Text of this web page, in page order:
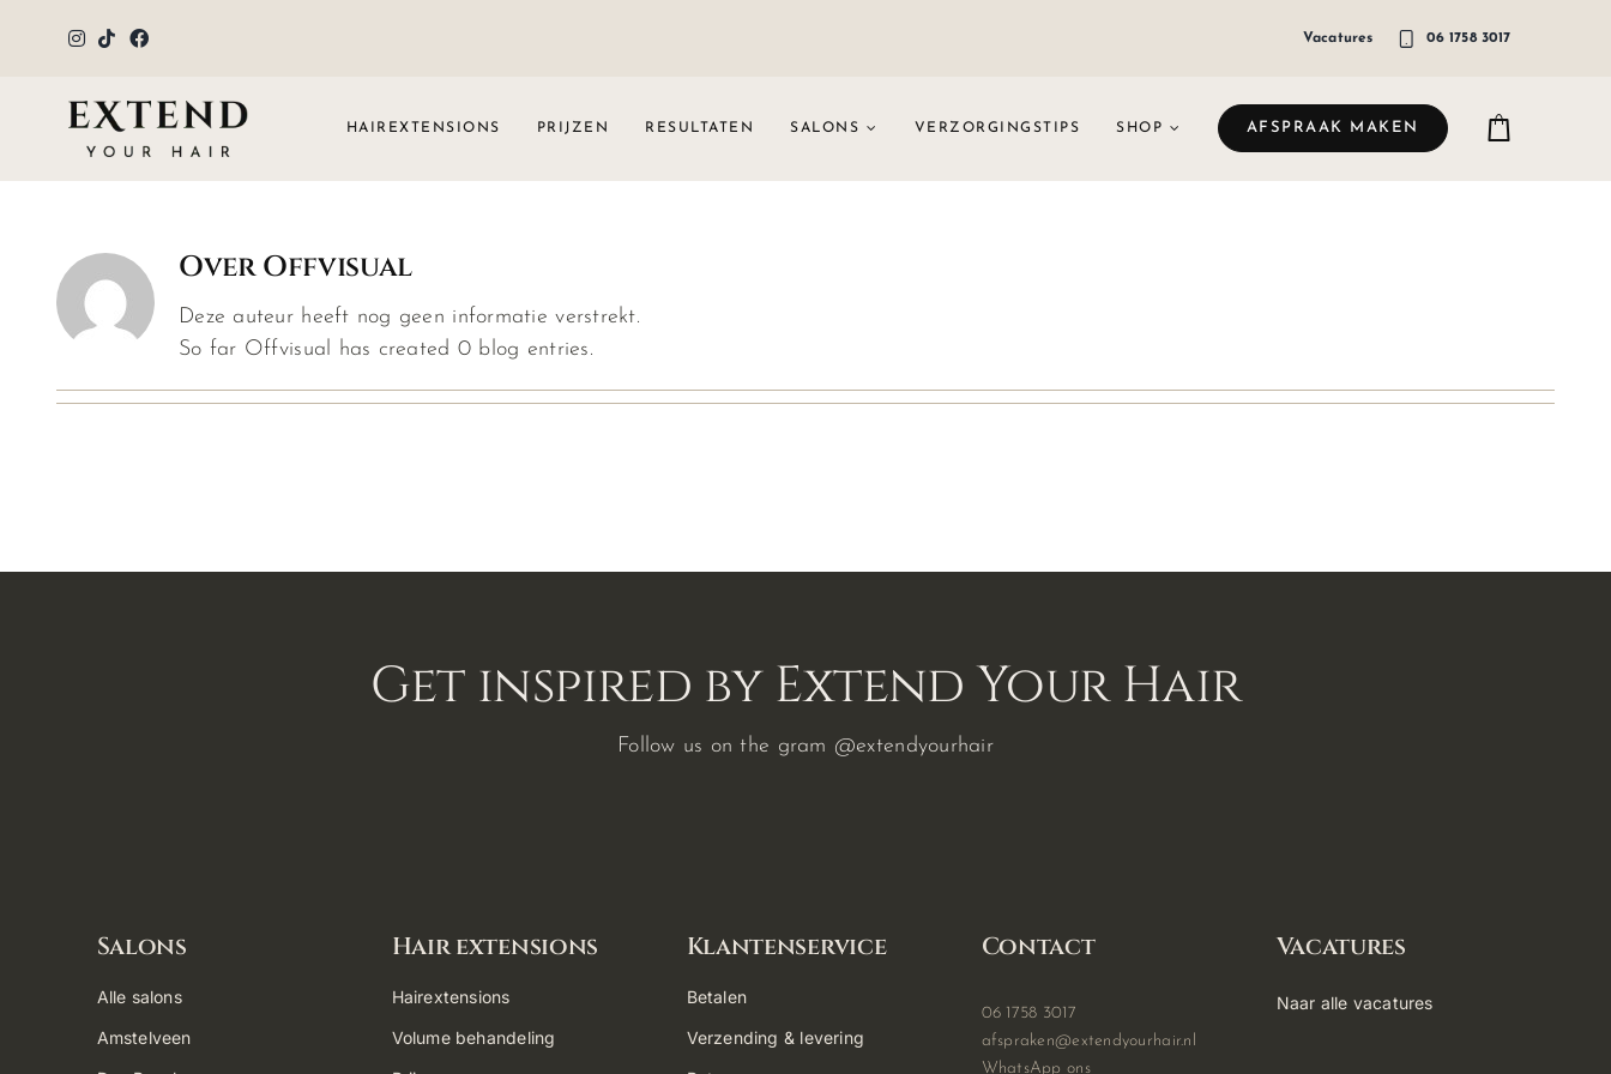
Vacatures 06 1758 3017
HAIREXTENSIONS PRIJZEN RESULTATEN SALONS VERZORGINGSTIPS SHOP AFSPRAAK MAKEN
OverOffvisual
Deze auteur heeft nog geen informatie verstrekt.
So far Offvisual has created 0 blog entries.
Get inspired by Extend Your Hair
Follow us on the gram @extendyourhair
Salons
Alle salons
Amstelveen
Hair extensions
Hairextensions
Volume behandeling
Klantenservice
Betalen
Verzending & levering
Contact
06 1758 3017
afspraken@extendyourhair.nl
WhatsApp ons
Vacatures
Naar alle vacatures